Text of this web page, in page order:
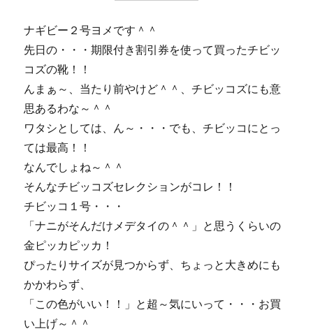
ナギビー２号ヨメです＾＾
先日の・・・期限付き割引券を使って買ったチビッ
コズの靴！！
んまぁ～、当たり前やけど＾＾、チビッコズにも意
思あるわな～＾＾
ワタシとしては、ん～・・・でも、チビッコにとっ
ては最高！！
なんでしょね～＾＾
そんなチビッコズセレクションがコレ！！
チビッコ１号・・・
「ナニがそんだけメデタイの＾＾」と思うくらいの
金ピッカピッカ！
ぴったりサイズが見つからず、ちょっと大きめにも
かかわらず、
「この色がいい！！」と超～気にいって・・・お買
い上げ～＾＾